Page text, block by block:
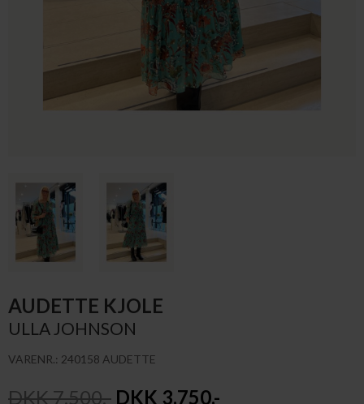
AUDETTE KJOLE
ULLA JOHNSON
VARENR.: 240158 AUDETTE
DKK 7.500,- DKK 3.750,-